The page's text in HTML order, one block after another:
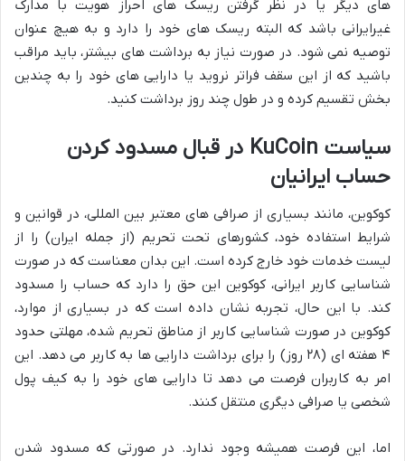
های دیگر یا در نظر گرفتن ریسک های احراز هویت با مدارک
غیرایرانی باشد که البته ریسک های خود را دارد و به هیچ عنوان
توصیه نمی شود. در صورت نیاز به برداشت های بیشتر، باید مراقب
باشید که از این سقف فراتر نروید یا دارایی های خود را به چندین
بخش تقسیم کرده و در طول چند روز برداشت کنید.
سیاست KuCoin در قبال مسدود کردن
حساب ایرانیان
کوکوین، مانند بسیاری از صرافی های معتبر بین المللی، در قوانین و
شرایط استفاده خود، کشورهای تحت تحریم (از جمله ایران) را از
لیست خدمات خود خارج کرده است. این بدان معناست که در صورت
شناسایی کاربر ایرانی، کوکوین این حق را دارد که حساب را مسدود
کند. با این حال، تجربه نشان داده است که در بسیاری از موارد،
کوکوین در صورت شناسایی کاربر از مناطق تحریم شده، مهلتی حدود
۴ هفته ای (۲۸ روز) را برای برداشت دارایی ها به کاربر می دهد. این
امر به کاربران فرصت می دهد تا دارایی های خود را به کیف پول
شخصی یا صرافی دیگری منتقل کنند.
اما، این فرصت همیشه وجود ندارد. در صورتی که مسدود شدن